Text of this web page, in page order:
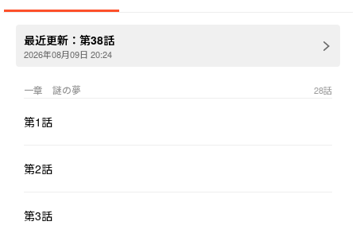
しかし当日、王都で謎の騒ぎが発生。二人でその真相を追い、協
力して人助けや問題を解決する中で、二人の距離も縮まってい
く。
更にこのことをきっかけに活躍や魔法薬の評判を聞き付け、貴族
たい恋愛ファンタジー。
最近更新： 第38話
2026年08月09日 20:24
一章 謎の夢 28話
第1話
第2話
第3話